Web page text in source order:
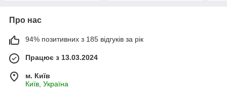
Про нас
94% позитивних з 185 відгуків за рік
Працює з 13.03.2024
м. Київ
Київ, Україна